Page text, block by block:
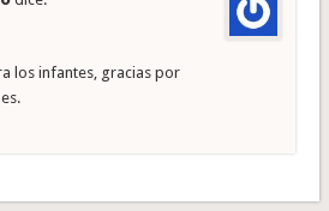
los infantes, gracias por